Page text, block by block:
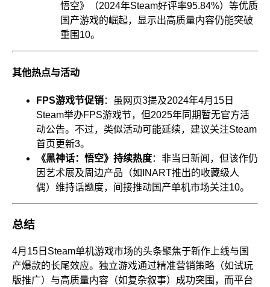
悟空》（2024年Steam好评率95.84%）等优质
国产游戏的崛起，显示出高质量内容仍能突破
重围 10。
其他热点与活动
FPS游戏节促销：虽网页3提及2024年4月15日
Steam举办FPS游戏节，但2025年同期暂无官方活
动公告。不过，类似活动可能延续，建议关注Steam
首页更新3。
《黑神话：悟空》持续热度：非当日新闻，但该作仍
因艺术展及周边产品（如INART推出的收藏级人
偶）维持话题度，间接推动国产单机市场关注10。
总结
4月15日Steam单机游戏市场的头条聚焦于新作上线与国
产爆款的长尾效应。独立游戏通过精准营销策略（如试玩
版推广）与高质量内容（如复杂叙事）成功突围，而平台